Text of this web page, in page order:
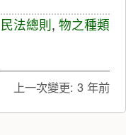
民法總則, 物之種類
上一次變更: 3 年前